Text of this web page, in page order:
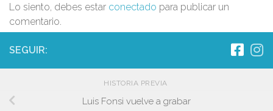
Lo siento, debes estar conectado para publicar un
comentario.
SEGUIR:
HISTORIA PREVIA
Luis Fonsi vuelve a grabar